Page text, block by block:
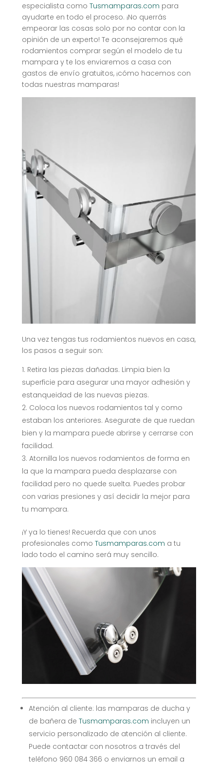
especialista como Tusmamparas.com para
ayudarte en todo el proceso. ¡No querrás
empeorar las cosas solo por no contar con la
opinión de un experto! Te aconsejaremos qué
rodamientos comprar según el modelo de tu
mampara y te los enviaremos a casa con
gastos de envío gratuitos, ¡cómo hacemos con
todas nuestras mamparas!
Una vez tengas tus rodamientos nuevos en casa,
los pasos a seguir son:
Retira las piezas dañadas. Limpia bien la
superficie para asegurar una mayor adhesión y
estanqueidad de las nuevas piezas.
Coloca los nuevos rodamientos tal y como
estaban los anteriores. Asegurate de que ruedan
bien y la mampara puede abrirse y cerrarse con
facilidad.
Atornilla los nuevos rodamientos de forma en
la que la mampara pueda desplazarse con
facilidad pero no quede suelta. Puedes probar
con varias presiones y así decidir la mejor para
tu mampara.
¡Y ya lo tienes! Recuerda que con unos
profesionales como Tusmamparas.com a tu
lado todo el camino será muy sencillo.
Atención al cliente: las mamparas de ducha y
de bañera de Tusmamparas.com incluyen un
servicio personalizado de atención al cliente.
Puede contactar con nosotros a través del
teléfono 960 084 366 o enviarnos un email a